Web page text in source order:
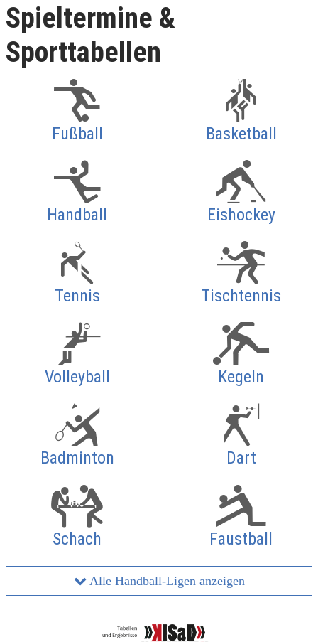
Spieltermine &
Sporttabellen
Fußball Basketball
Handball Eishockey
Tennis Tischtennis
Volleyball Kegeln
Badminton Dart
Schach Faustball
Alle Handball-Ligen anzeigen